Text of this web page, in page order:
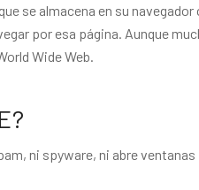
que se almacena en su
por esa página. Aunque
Wide Web.
ni spyware, ni abre